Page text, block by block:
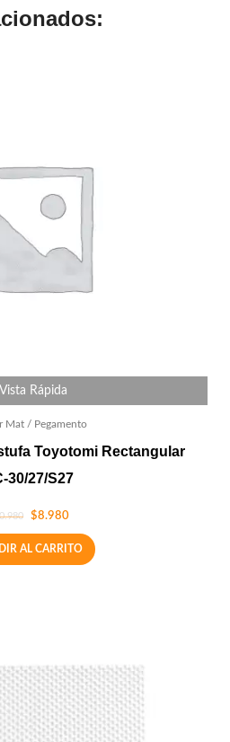
Vista Rápida
Mat / Pegamento
Toyotomi Rectangular
30/27/S27
$8.980
AL CARRITO